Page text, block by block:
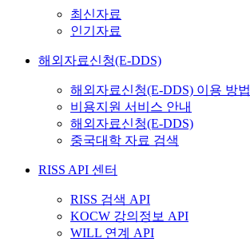
최신자료
인기자료
해외자료신청(E-DDS)
해외자료신청(E-DDS) 이용 방법
비용지원 서비스 안내
해외자료신청(E-DDS)
중국대학 자료 검색
RISS API 센터
RISS 검색 API
KOCW 강의정보 API
WILL 연계 API